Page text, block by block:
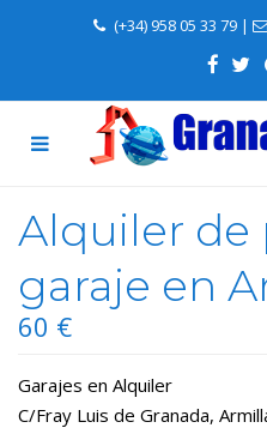
(+34) 958 05 33 79 |
Alquiler de
garaje en
60 €
Garajes en Alquiler
C/Fray Luis de Granada,